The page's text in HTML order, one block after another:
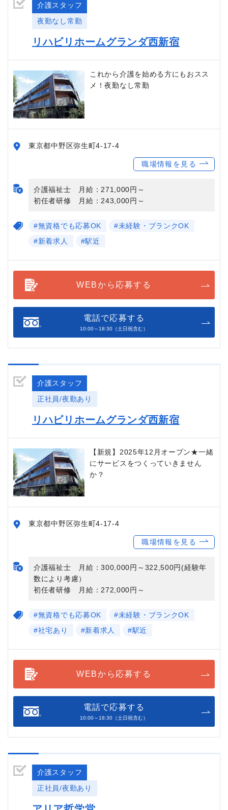
介護スタッフ
夜勤なし常勤
リハビリホームグランダ西新宿
これから介護を始める方にもおスス
メ！夜勤なし常勤
東京都中野区弥生町4-17-4
職場情報を見る
介護福祉士 月給：271,000円～
初任者研修 月給：243,000円～
#無資格でも応募OK
#未経験・ブランクOK
#新着求人
#駅近
WEBから応募する
電話で応募する
10:00～18:30（土日祝含む）
介護スタッフ
正社員/夜勤あり
リハビリホームグランダ西新宿
【新規】2025年12月オープン★一緒
にサービスをつくっていきません
か？
東京都中野区弥生町4-17-4
職場情報を見る
介護福祉士 月給：300,000円～322,500円(経験年
数により考慮）
初任者研修 月給：272,000円～
#無資格でも応募OK
#未経験・ブランクOK
#社宅あり
#新着求人 #駅近
WEBから応募する
電話で応募する
10:00～18:30（土日祝含む）
介護スタッフ
正社員/夜勤あり